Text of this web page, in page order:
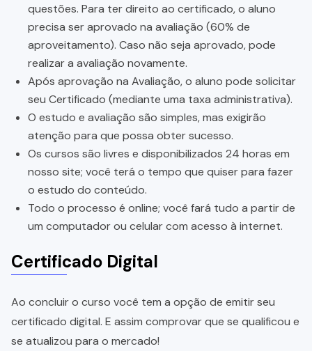
questões. Para ter direito ao certificado, o aluno
precisa ser aprovado na avaliação (60% de
aproveitamento). Caso não seja aprovado, pode
realizar a avaliação novamente.
Após aprovação na Avaliação, o aluno pode solicitar
seu Certificado (mediante uma taxa administrativa).
O estudo e avaliação são simples, mas exigirão
atenção para que possa obter sucesso.
Os cursos são livres e disponibilizados 24 horas em
nosso site; você terá o tempo que quiser para fazer
o estudo do conteúdo.
Todo o processo é online; você fará tudo a partir de
um computador ou celular com acesso à internet.
Certificado Digital
Ao concluir o curso você tem a opção de emitir seu
certificado digital. E assim comprovar que se qualificou e
se atualizou para o mercado!